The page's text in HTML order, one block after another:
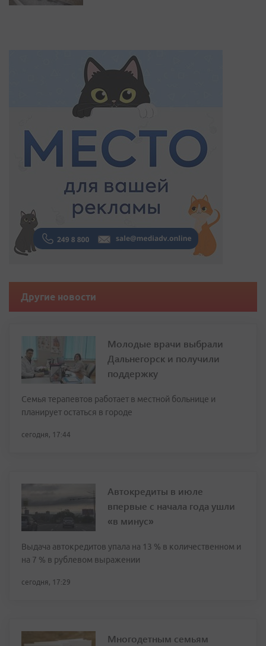
Другие новости
Молодые врачи выбрали
Дальнегорск и получили
поддержку
Семья терапевтов работает в местной больнице и
планирует остаться в городе
сегодня, 17:44
Автокредиты в июле
впервые с начала года ушли
«в минус»
Выдача автокредитов упала на 13 % в количественном и
на 7 % в рублевом выражении
сегодня, 17:29
Многодетным семьям